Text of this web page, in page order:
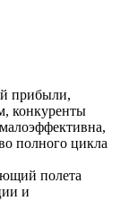
прибыли,
конкуренты
полного цикла
полета
и